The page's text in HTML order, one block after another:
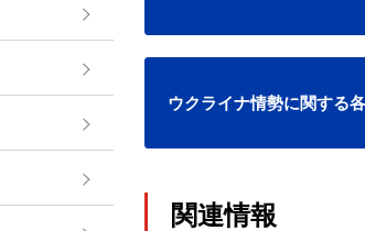
ウクライナ情勢に関する
関連情報